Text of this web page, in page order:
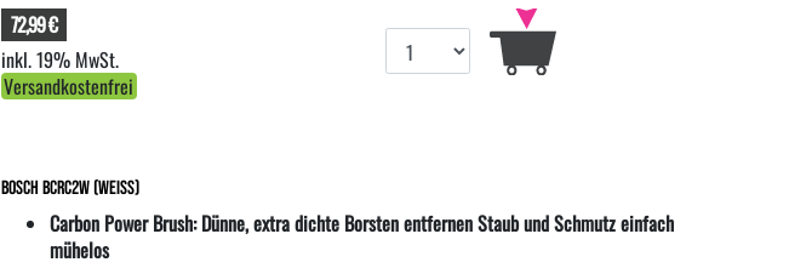
72,99 €
inkl. 19% MwSt.
Versandkostenfrei
Bosch BCRC2W (weiss)
Carbon Power Brush: Dünne, extra dichte Borsten entfernen Staub und Schmutz einfach
mühelos